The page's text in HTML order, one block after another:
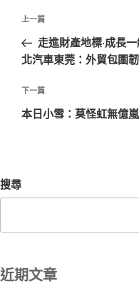
文
導
覽
上
一
篇
章
上一篇
走進財產地標·成長
北汽車東莞：外貿包圍
下
一
下一篇
本日小雪：莫怪虹無億
搜尋
近期文章